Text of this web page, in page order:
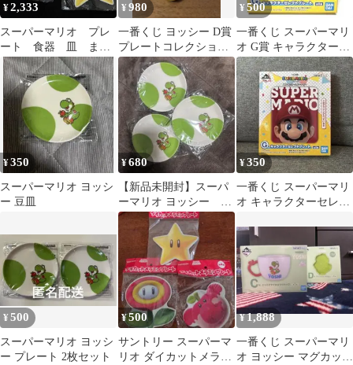
¥2,333
スーパーマリオ プレ
ート 食器 皿 まと
めて
¥980
一番くじ ヨッシー D賞
プレートコレクション
3枚セット
¥500
一番くじ スーパーマリ
オ G賞 キャラクターセ
レクトプレート ルイー
ジ
¥350
スーパーマリオ ヨッシ
ー 豆皿
¥680
【新品未開封】スーパ
ーマリオ ヨッシー フ
ァミリーマート オリジ
ナル豆皿3枚
¥350
一番くじ スーパーマリ
オ キャラクターセレク
お皿 未使用
¥500
スーパーマリオ ヨッシ
ー プレート 2枚セット
¥500
サントリー スーパーマ
リオ ダイカットメラミ
¥1,888
一番くじ スーパーマリ
オ ヨッシー マグカップ